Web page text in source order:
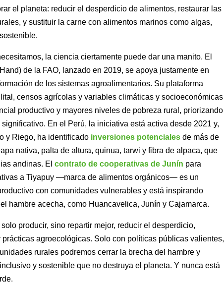
el planeta: reducir el desperdicio de alimentos, restaurar las
y sustituir la carne con alimentos marinos como algas,
la ciencia ciertamente puede dar una manito. El
de la FAO, lanzado en 2019, se apoya justamente en
de los sistemas agroalimentarios. Su plataforma
censos agrícolas y variables climáticas y socioeconómicas
productivo y mayores niveles de pobreza rural, priorizando
En el Perú, la iniciativa está activa desde 2021 y,
y Riego, ha identificado inversiones potenciales de más de
nativa, palta de altura, quinua, tarwi y fibra de alpaca, que
andinas. Elcontrato de cooperativas de Junín para
a Tiyapuy —marca de alimentos orgánicos— es un
con comunidades vulnerables y está inspirando
hambre acecha, como Huancavelica, Junín y Cajamarca.
producir, sino repartir mejor, reducir el desperdicio,
agroecológicas. Solo con políticas públicas valientes,
rurales podremos cerrar la brecha del hambre y
y sostenible que no destruya el planeta. Y nunca está